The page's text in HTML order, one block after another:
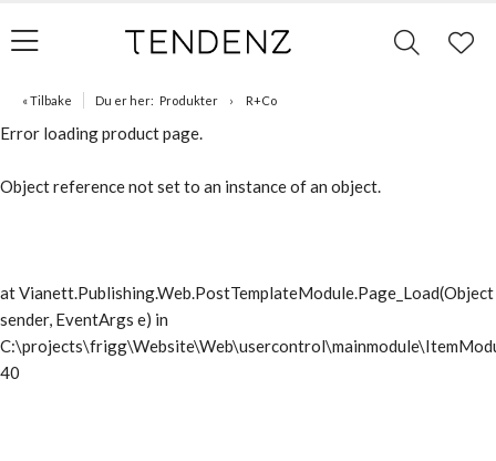
« Tilbake Du er her: Produkter R+Co
Error loading product page.
Object reference not set to an instance of an object.
at Vianett.Publishing.Web.PostTemplateModule.Page_Load(Object
sender, EventArgs e) in
40